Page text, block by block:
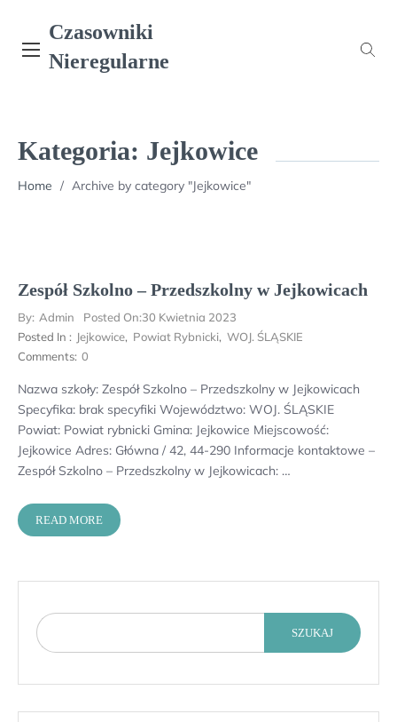
content
Czasowniki
Nieregularne
Kategoria: Jejkowice
Home / Archive by category "Jejkowice"
Zespół Szkolno – Przedszkolny w Jejkowicach
By: Admin Posted On:30 Kwietnia 2023
Posted In : Jejkowice, Powiat Rybnicki, WOJ. ŚLĄSKIE
Comments: 0
Nazwa szkoły: Zespół Szkolno – Przedszkolny w Jejkowicach
Specyfika: brak specyfiki Województwo: WOJ. ŚLĄSKIE
Powiat: Powiat rybnicki Gmina: Jejkowice Miejscowość:
Jejkowice Adres: Główna / 42, 44-290 Informacje kontaktowe –
Zespół Szkolno – Przedszkolny w Jejkowicach: …
READ MORE
SZUKAJ